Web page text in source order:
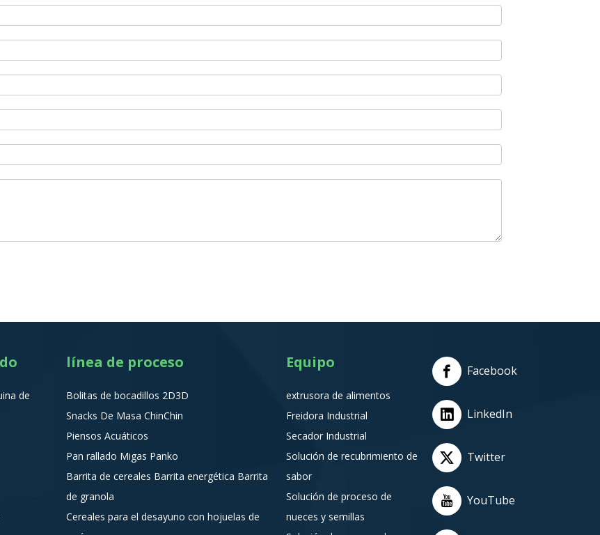
de
línea de proceso
Bolitas de bocadillos 2D3D
Snacks De Masa ChinChin
Piensos Acuáticos
Pan rallado Migas Panko
Barrita de cereales Barrita energética Barrita
de granola
Cereales para el desayuno con hojuelas de
Equipo
extrusora de alimentos
Freidora Industrial
Secador Industrial
Solución de recubrimiento de
sabor
Solución de proceso de
nueces y semillas
Facebook
LinkedIn
Twitter
YouTube